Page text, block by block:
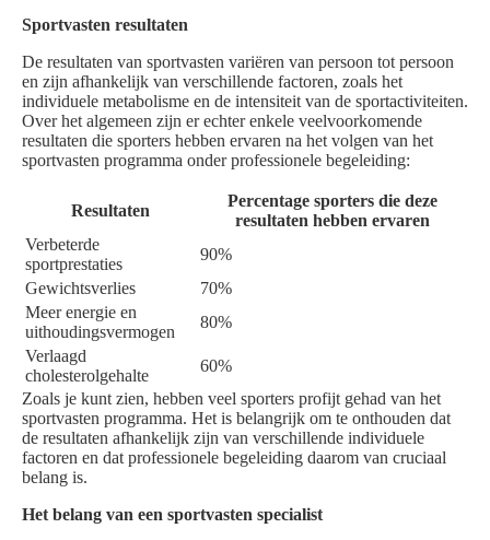
Sportvasten resultaten
De resultaten van sportvasten variëren van persoon tot persoon
en zijn afhankelijk van verschillende factoren, zoals het
individuele metabolisme en de intensiteit van de sportactiviteiten.
Over het algemeen zijn er echter enkele veelvoorkomende
resultaten die sporters hebben ervaren na het volgen van het
sportvasten programma onder professionele begeleiding:
Resultaten
Percentage sporters die deze
resultaten hebben ervaren
Verbeterde
sportprestaties
90%
Gewichtsverlies
70%
Meer energie en
uithoudingsvermogen
80%
Verlaagd
cholesterolgehalte
60%
Zoals je kunt zien, hebben veel sporters profijt gehad van het
sportvasten programma. Het is belangrijk om te onthouden dat
de resultaten afhankelijk zijn van verschillende individuele
factoren en dat professionele begeleiding daarom van cruciaal
belang is.
Het belang van een sportvasten specialist